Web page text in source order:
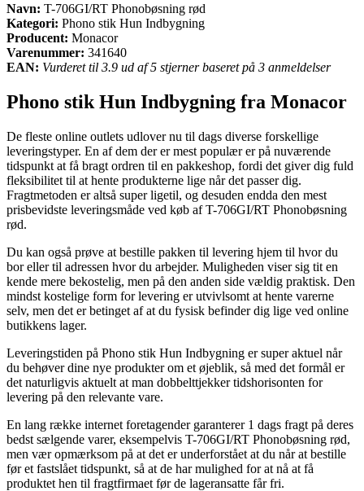
Navn: T-706GI/RT Phonobøsning rød
Kategori: Phono stik Hun Indbygning
Producent: Monacor
Varenummer: 341640
EAN: Vurderet til 3.9 ud af 5 stjerner baseret på 3 anmeldelser
Phono stik Hun Indbygning fra Monacor
De fleste online outlets udlover nu til dags diverse forskellige
leveringstyper. En af dem der er mest populær er på nuværende
tidspunkt at få bragt ordren til en pakkeshop, fordi det giver dig fuld
fleksibilitet til at hente produkterne lige når det passer dig.
Fragtmetoden er altså super ligetil, og desuden endda den mest
prisbevidste leveringsmåde ved køb af T-706GI/RT Phonobøsning
rød.
Du kan også prøve at bestille pakken til levering hjem til hvor du
bor eller til adressen hvor du arbejder. Muligheden viser sig tit en
kende mere bekostelig, men på den anden side vældig praktisk. Den
mindst kostelige form for levering er utvivlsomt at hente varerne
selv, men det er betinget af at du fysisk befinder dig lige ved online
butikkens lager.
Leveringstiden på Phono stik Hun Indbygning er super aktuel når
du behøver dine nye produkter om et øjeblik, så med det formål er
det naturligvis aktuelt at man dobbelttjekker tidshorisonten for
levering på den relevante vare.
En lang række internet foretagender garanterer 1 dags fragt på deres
bedst sælgende varer, eksempelvis T-706GI/RT Phonobøsning rød,
men vær opmærksom på at det er underforstået at du når at bestille
før et fastslået tidspunkt, så at de har mulighed for at nå at få
produktet hen til fragtfirmaet før de lageransatte får fri.